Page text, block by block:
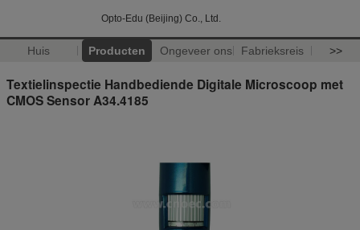
Opto-Edu (Beijing) Co., Ltd.
Huis Producten Ongeveer ons Fabrieksreis >>
Textielinspectie Handbediende Digitale Microscoop met
CMOS Sensor A34.4185